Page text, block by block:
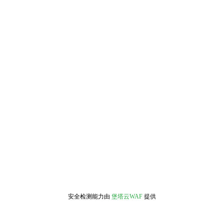
安全检测能力由 堡塔云WAF 提供